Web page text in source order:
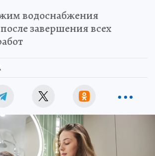
водоснабжения
завершения всех